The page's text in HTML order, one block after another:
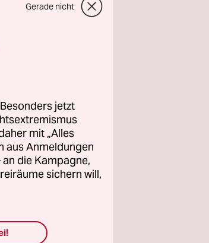
Gerade nicht
jetzt
mit „Alles
aus Anmeldungen
die Kampagne,
sichern will,